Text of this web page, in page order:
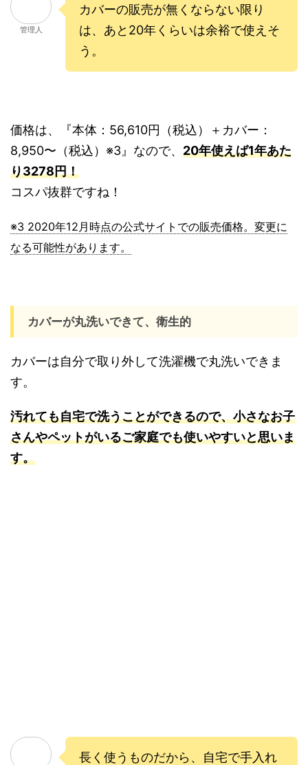
管理人
カバーの販売が無くならない限り
は、あと20年くらいは余裕で使えそ
う。
価格は、『本体：56,610円（税込）＋カバー：
8,950〜（税込）※3』なので、 20年使えば1年あた
り3278円！
コスパ抜群ですね！
※3 2020年12月時点の公式サイトでの販売価格。変更に
なる可能性があります。
カバーが丸洗いできて、衛生的
カバーは自分で取り外して洗濯機で丸洗いできま
す。
汚れても自宅で洗うことができるので、小さなお子
さんやペットがいるご家庭でも使いやすいと思いま
す。
長く使うものだから、自宅で手入れ